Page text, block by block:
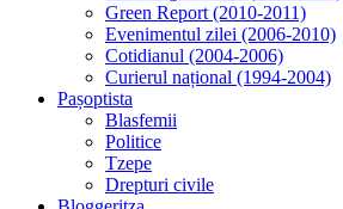
Green Report (2010-2011)
Evenimentul zilei (2006-2010)
Cotidianul (2004-2006)
Curierul național (1994-2004)
Pașoptista
Blasfemii
Politice
Tzepe
Drepturi civile